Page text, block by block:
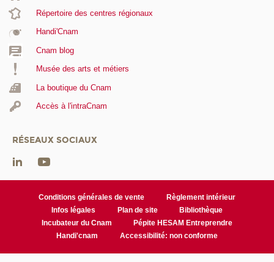
Répertoire des centres régionaux
Handi'Cnam
Cnam blog
Musée des arts et métiers
La boutique du Cnam
Accès à l'intraCnam
RÉSEAUX SOCIAUX
Conditions générales de vente
Règlement intérieur
Infos légales
Plan de site
Bibliothèque
Incubateur du Cnam
Pépite HESAM Entreprendre
Handi'cnam
Accessibilité: non conforme